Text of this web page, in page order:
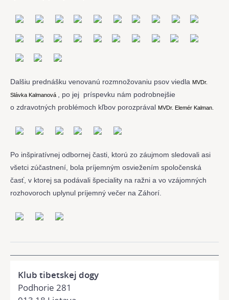
Dalšiu prednášku venovanú rozmnožovaniu psov viedla MVDr.
Slávka Kalmanová
, po jej príspevku nám podrobnejšie
o zdravotných problémoch kľbov porozprával MVDr. Elemér Kalman.
Po inšpiratívnej odbornej časti, ktorú zo záujmom sledovali asi
všetci zúčastnení, bola príjemným osviežením spoločenská
časť, v ktorej sa podávali špeciality na ražni a vo vzájomných
rozhovoroch uplynul príjemný večer na Záhorí.
Klub tibetskej dogy
Podhorie 281